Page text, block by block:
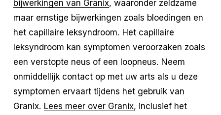
bijwerkingen van Granix, waaronder zeldzame
maar ernstige bijwerkingen zoals bloedingen en
het capillaire leksyndroom. Het capillaire
leksyndroom kan symptomen veroorzaken zoals
een verstopte neus of een loopneus. Neem
onmiddellijk contact op met uw arts als u deze
symptomen ervaart tijdens het gebruik van
Granix. Lees meer over Granix, inclusief het